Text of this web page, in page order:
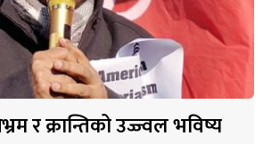
र क्रान्तिको उज्ज्वल भविष्य